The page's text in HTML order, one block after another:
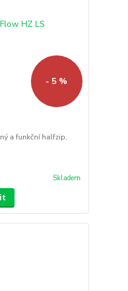
- 5 %
a funkční halfzip,
Skladem